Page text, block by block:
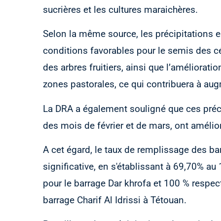
sucrières et les cultures maraichères.
Selon la même source, les précipitations
conditions favorables pour le semis des
des arbres fruitiers, ainsi que
zones pastorales, ce qui contribuera à
La DRA a également souligné que ces
des mois de février et de mars, ont
A cet égard, le taux de remplissage des
significative, en s'établissant à 69,70% au
pour le barrage Dar khrofa et 100 %
barrage Charif Al Idrissi à Tétouan.